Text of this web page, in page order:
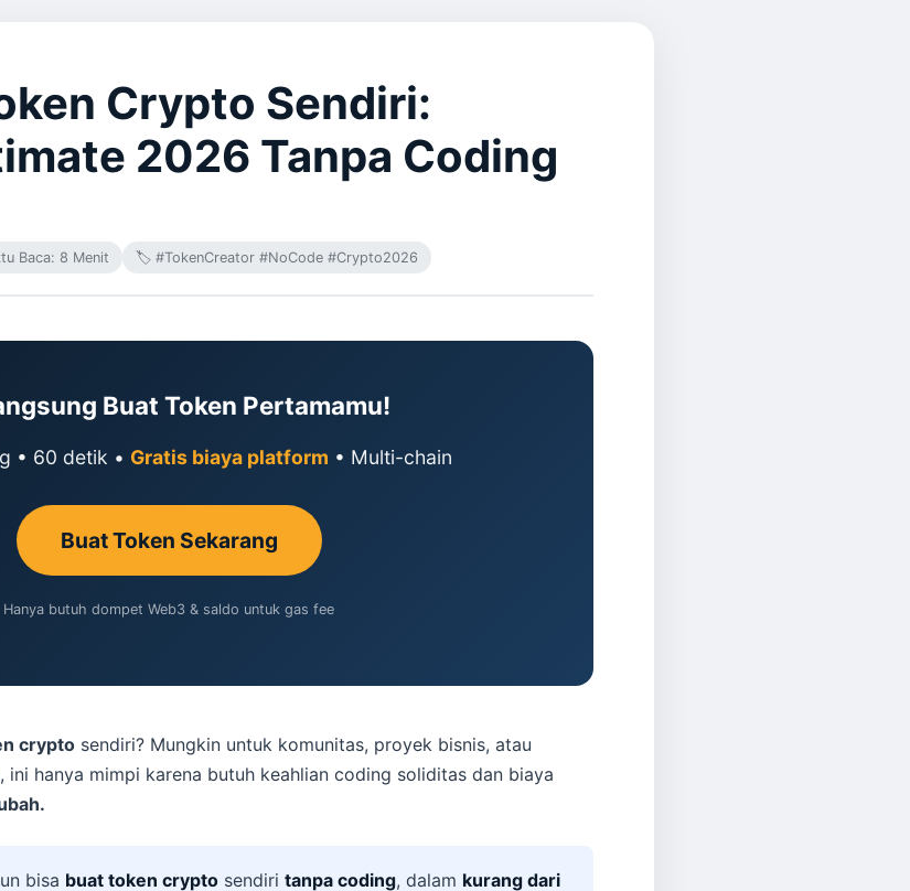
Crypto Sendiri:
2026 Tanpa Coding
Baca: 8 Menit 🏷️ #TokenCreator #NoCode #Crypto2026
Buat Token Pertamamu!
• 60 detik • Gratis biaya platform • Multi-chain
Buat Token Sekarang
Hanya butuh dompet Web3 & saldo untuk gas fee
crypto sendiri? Mungkin untuk komunitas, proyek bisnis, atau
ini hanya mimpi karena butuh keahlian coding soliditas dan biaya
bisa buat token crypto sendiri tanpa coding, dalam kurang dari